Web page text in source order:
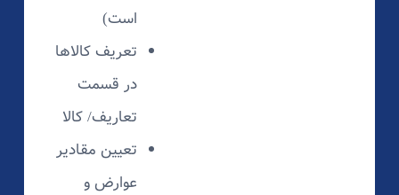
است)
تعریف کالاها
در قسمت
تعاریف/ کالا
تعیین مقادیر
عوارض و